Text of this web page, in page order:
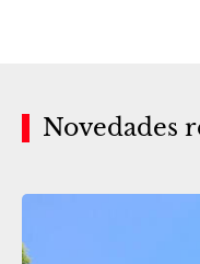
Novedades